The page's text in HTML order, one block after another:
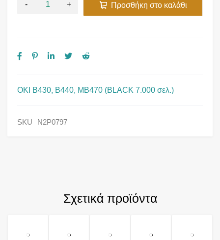
OKI B430, B440, MB470 (BLACK 7.000 σελ.)
Προσθήκη στο καλάθι
SKU N2P0797
Σχετικά προϊόντα